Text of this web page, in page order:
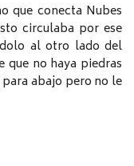
que conecta Nubes
circulaba por ese
al otro lado del
que no haya piedras
abajo pero no le